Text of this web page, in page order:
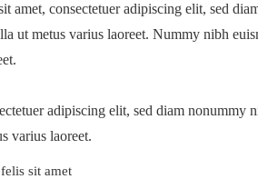
amet, consectetuer adipiscing elit, sed
ut metus varius laoreet. Nummy nibh
adipiscing elit, sed diam nonummy
varius laoreet.
sit amet